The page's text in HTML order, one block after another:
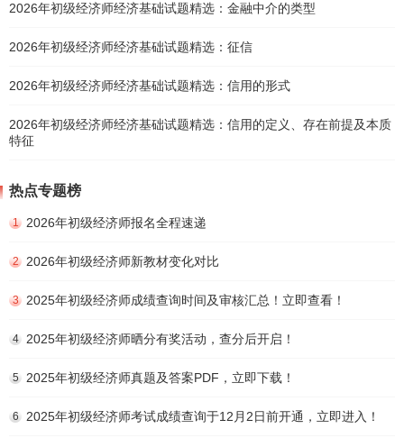
2026年初级经济师经济基础试题精选：金融中介的类型
2026年初级经济师经济基础试题精选：征信
2026年初级经济师经济基础试题精选：信用的形式
2026年初级经济师经济基础试题精选：信用的定义、存在前提及本质
特征
热点专题榜
1 2026年初级经济师报名全程速递
2 2026年初级经济师新教材变化对比
3 2025年初级经济师成绩查询时间及审核汇总！立即查看！
4 2025年初级经济师晒分有奖活动，查分后开启！
5 2025年初级经济师真题及答案PDF，立即下载！
6 2025年初级经济师考试成绩查询于12月2日前开通，立即进入！